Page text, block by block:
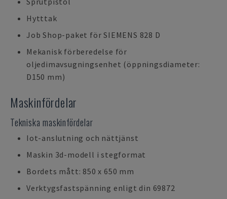
Hytttak
Job Shop-paket för SIEMENS 828 D
Mekanisk förberedelse för
oljedimavsugningsenhet (öppningsdiameter:
D150 mm)
Maskinfördelar
Tekniska maskinfördelar
Iot-anslutning och nättjänst
Maskin 3d-modell i stegformat
Bordets mått: 850 x 650 mm
Verktygsfastspänning enligt din 69872